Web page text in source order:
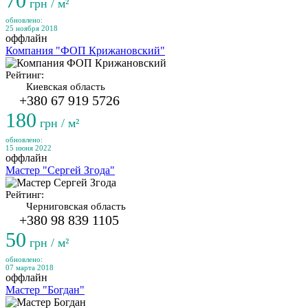
грн / м²
обновлено:
25 ноября 2018
оффлайн
Компания "ФОП Крижановский"
Рейтинг:
Киевская область
+380 67 919 5726
180 грн / м²
обновлено:
15 июня 2022
оффлайн
Мастер "Сергей Згода"
Рейтинг:
Черниговская область
+380 98 839 1105
50 грн / м²
обновлено:
07 марта 2018
оффлайн
Мастер "Богдан"